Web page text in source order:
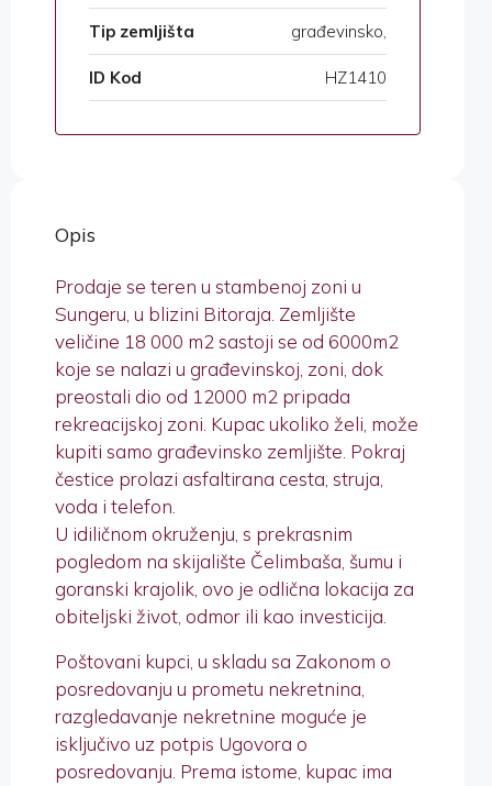
Tip zemljišta građevinsko,
ID Kod HZ1410
Opis
Prodaje se teren u stambenoj zoni u
Sungeru, u blizini Bitoraja. Zemljište
veličine 18 000 m2 sastoji se od 6000m2
koje se nalazi u građevinskoj, zoni, dok
preostali dio od 12000 m2 pripada
rekreacijskoj zoni. Kupac ukoliko želi, može
kupiti samo građevinsko zemljište. Pokraj
čestice prolazi asfaltirana cesta, struja,
voda i telefon.
U idiličnom okruženju, s prekrasnim
pogledom na skijalište Čelimbaša, šumu i
goranski krajolik, ovo je odlična lokacija za
obiteljski život, odmor ili kao investicija.
Poštovani kupci, u skladu sa Zakonom o
posredovanju u prometu nekretnina,
razgledavanje nekretnine moguće je
isključivo uz potpis Ugovora o
posredovanju. Prema istome, kupac ima